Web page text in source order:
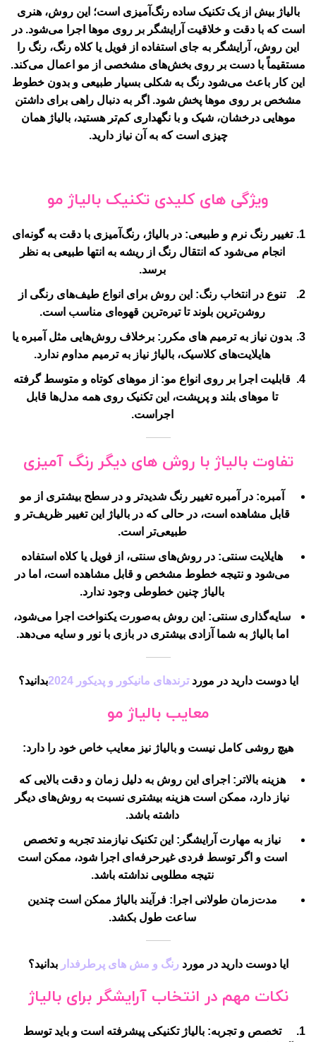
بالیاژ بیش از یک تکنیک ساده رنگ‌آمیزی است؛ این روش، هنری
است که با دقت و خلاقیت آرایشگر بر روی موها اجرا می‌شود. در
این روش، آرایشگر به جای استفاده از فویل یا کلاه رنگ، رنگ را
مستقیماً با دست بر روی بخش‌های مشخصی از مو اعمال می‌کند.
این کار باعث می‌شود رنگ به شکلی بسیار طبیعی و بدون خطوط
مشخص بر روی موها پخش شود. اگر به دنبال راهی برای داشتن
موهایی درخشان، شیک و با نگهداری کم‌تر هستید، بالیاژ همان
چیزی است که به آن نیاز دارید.
ویژگی های کلیدی تکنیک بالیاژ مو
تغییر رنگ نرم و طبیعی: در بالیاژ، رنگ‌آمیزی با دقت به گونه‌ای
انجام می‌شود که انتقال رنگ از ریشه به انتها طبیعی به نظر
برسد.
تنوع در انتخاب رنگ: این روش برای انواع طیف‌های رنگی از
روشن‌ترین بلوند تا تیره‌ترین قهوه‌ای مناسب است.
بدون نیاز به ترمیم های مکرر : برخلاف روش‌هایی مثل آمبره یا
هایلایت‌های کلاسیک، بالیاژ نیاز به ترمیم مداوم ندارد.
قابلیت اجرا بر روی انواع مو: از موهای کوتاه و متوسط گرفته
تا موهای بلند و پرپشت، این تکنیک روی همه مدل‌ها قابل
اجراست.
تفاوت بالیاژ با روش های دیگر رنگ آمیزی
آمبره: در آمبره تغییر رنگ شدیدتر و در سطح بیشتری از مو
قابل مشاهده است، در حالی که در بالیاژ این تغییر ظریف‌تر و
طبیعی‌تر است.
هایلایت سنتی: در روش‌های سنتی، از فویل یا کلاه استفاده
می‌شود و نتیجه خطوط مشخص و قابل مشاهده است، اما در
بالیاژ چنین خطوطی وجود ندارد.
سایه‌گذاری سنتی: این روش به‌صورت یکنواخت اجرا می‌شود،
اما بالیاژ به شما آزادی بیشتری در بازی با نور و سایه می‌دهد.
ایا دوست دارید در موردترندهای مانیکور و پدیکور 2024 بدانید؟
معایب بالیاژ مو
هیچ روشی کامل نیست و بالیاژ نیز معایب خاص خود را دارد:
هزینه بالاتر : اجرای این روش به دلیل زمان و دقت بالایی که
نیاز دارد، ممکن است هزینه بیشتری نسبت به روش‌های دیگر
داشته باشد.
نیاز به مهارت آرایشگر : این تکنیک نیازمند تجربه و تخصص
است و اگر توسط فردی غیرحرفه‌ای اجرا شود، ممکن است
نتیجه مطلوبی نداشته باشد.
مدت‌زمان طولانی اجرا : فرآیند بالیاژ ممکن است چندین
ساعت طول بکشد.
ایا دوست دارید در موردرنگ و مش های پرطرفدار بدانید؟
نکات مهم در انتخاب آرایشگر برای بالیاژ
تخصص و تجربه: بالیاژ تکنیکی پیشرفته است و باید توسط